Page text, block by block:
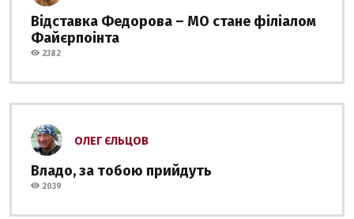
Відставка Федорова – МО стане філіалом
Файєрпоінта
2382
ОЛЕГ ЄЛЬЦОВ
Владо, за тобою прийдуть
2039